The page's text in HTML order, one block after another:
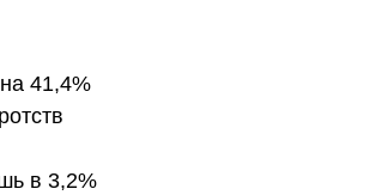
41,4%
в 3,2%